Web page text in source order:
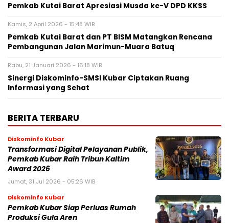
Pemkab Kutai Barat Apresiasi Musda ke-V DPD KKSS
Kamis, 2 April 2026 - 15:48 WIB
Pemkab Kutai Barat dan PT BISM Matangkan Rencana
Pembangunan Jalan Marimun-Muara Batuq
Rabu, 21 Januari 2026 - 16:18 WIB
Sinergi Diskominfo-SMSI Kubar Ciptakan Ruang
Informasi yang Sehat
BERITA TERBARU
Diskominfo Kubar
Transformasi Digital Pelayanan Publik,
Pemkab Kubar Raih Tribun Kaltim
Award 2026
Jumat, 31 Jul 2026 - 05:26 WIB
Diskominfo Kubar
Pemkab Kubar Siap Perluas Rumah
Produksi Gula Aren